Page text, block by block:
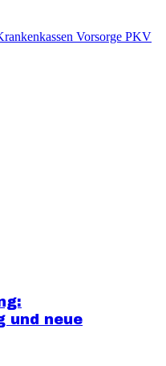
Vorsorge PKV
und neue